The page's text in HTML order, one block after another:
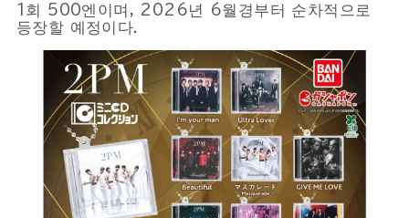
1회 500엔이며, 2026년 6월경부터 순차적으로
등장할 예정이다.